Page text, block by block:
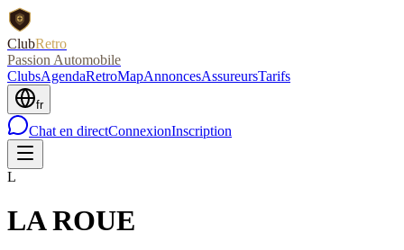
ClubRetro
Passion Automobile
ClubsAgendaRetroMapAnnoncesAssureursTarifs
fr
Chat en directConnexionInscription
L
LA ROUE